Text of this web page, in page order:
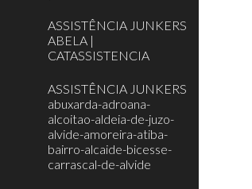
ASSISTÊNCIA JUNKERS
ABELA |
CATASSISTENCIA
ASSISTÊNCIA JUNKERS
abuxarda-adroana-
alcoitao-aldeia-de-juzo-
alvide-amoreira-atiba-
bairro-alcaide-bicesse-
carrascal-de-alvide